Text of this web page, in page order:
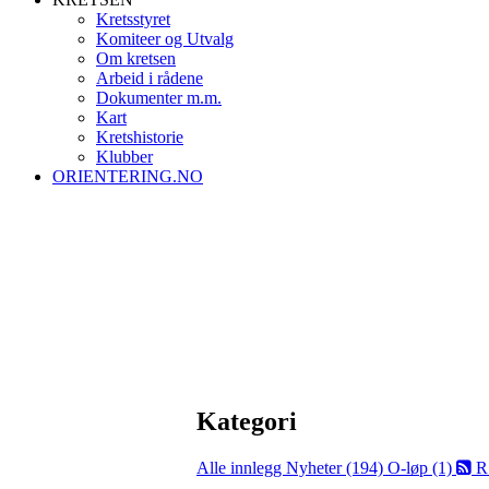
Kretsstyret
Komiteer og Utvalg
Om kretsen
Arbeid i rådene
Dokumenter m.m.
Kart
Kretshistorie
Klubber
ORIENTERING.NO
Kategori
Alle innlegg Nyheter (194) O-løp (1)